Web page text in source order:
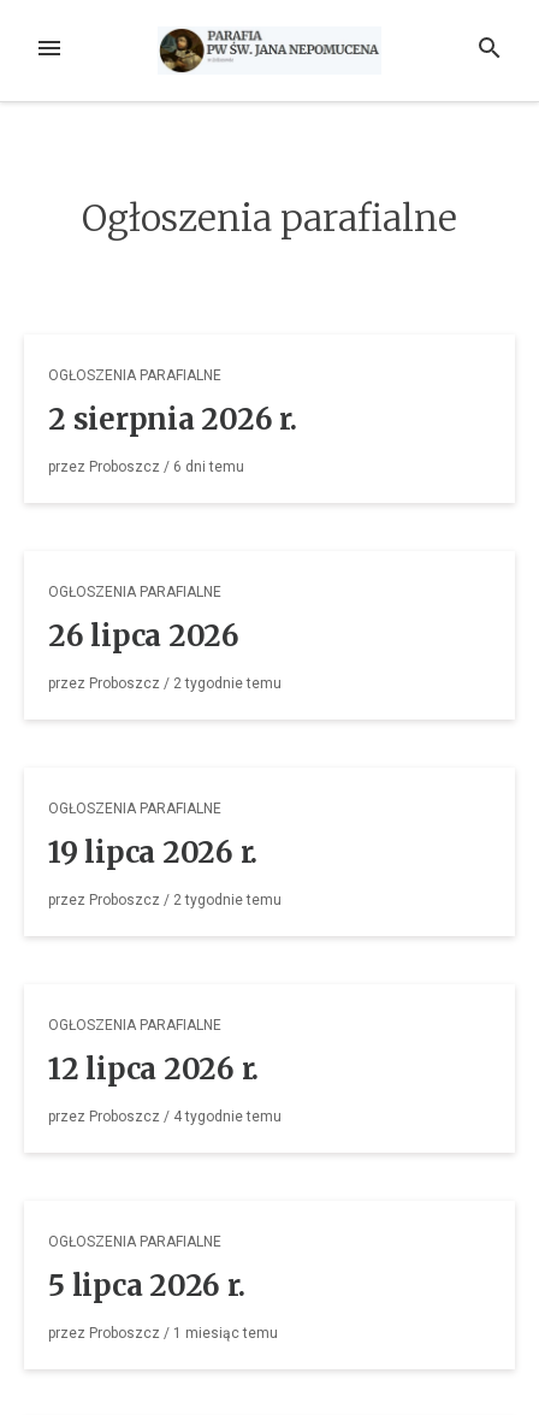
MENU SZUKAJ
Ogłoszenia parafialne
OGŁOSZENIA PARAFIALNE
2 sierpnia 2026 r.
przez Proboszcz / 6 dni temu
OGŁOSZENIA PARAFIALNE
26 lipca 2026
przez Proboszcz / 2 tygodnietemu
OGŁOSZENIA PARAFIALNE
19 lipca 2026 r.
przez Proboszcz / 2 tygodnietemu
OGŁOSZENIA PARAFIALNE
12 lipca 2026 r.
przez Proboszcz / 4 tygodnietemu
OGŁOSZENIA PARAFIALNE
5 lipca 2026 r.
przez Proboszcz / 1 miesiąctemu